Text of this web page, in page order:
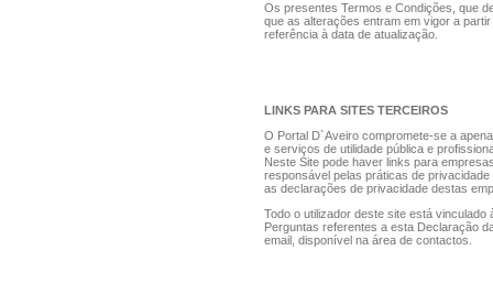
Os presentes Termos e Condições, que
que as alterações entram em vigor a
referência à data de atualização.
LINKS PARA SITES TERCEIROS
O Portal D`Aveiro compromete-se a
e serviços de utilidade pública e
Neste Site pode haver links para
responsável pelas práticas de
as declarações de privacidade destas
Todo o utilizador deste site está
Perguntas referentes a esta Declaração
email, disponível na área de contactos.